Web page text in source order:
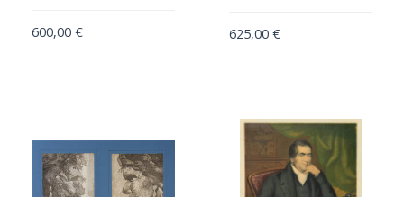
HONDIUS, Jodocus / LE CLERC, Jean
Isidore de Séville [Isidorus Hispalensis]
JAILLOT, Alexis Hubert
600,00 € 625,00 €